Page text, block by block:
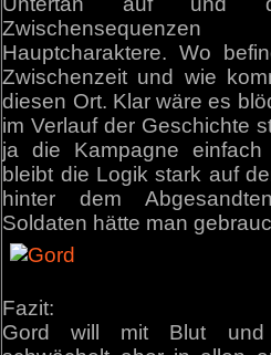
Hauptcharaktere. Wo
Zwischenzeit und wie
diesen Ort. Klar wäre es
im Verlauf der Geschichte
ja die Kampagne
bleibt die Logik stark auf
hinter dem
Soldaten hätte man
Fazit:
Gord will mit Blut und